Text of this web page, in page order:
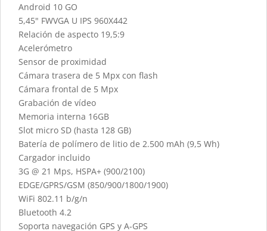
Android 10 GO
5,45" FWVGA U IPS 960X442
Relación de aspecto 19,5:9
Acelerómetro
Sensor de proximidad
Cámara trasera de 5 Mpx con flash
Cámara frontal de 5 Mpx
Grabación de vídeo
Memoria interna 16GB
Slot micro SD (hasta 128 GB)
Batería de polímero de litio de 2.500 mAh (9,5 Wh)
Cargador incluido
3G @ 21 Mps, HSPA+ (900/2100)
EDGE/GPRS/GSM (850/900/1800/1900)
WiFi 802.11 b/g/n
Bluetooth 4.2
Soporta navegación GPS y A-GPS